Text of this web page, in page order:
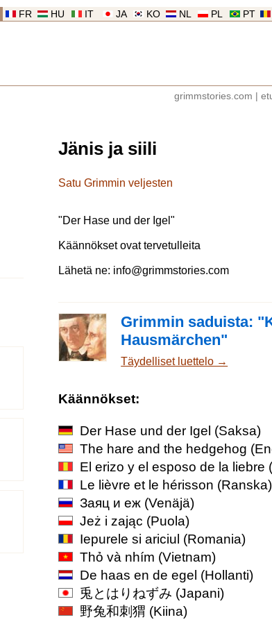
PT
PL
NL
KO
JA
IT
HU
FR
grimmstories.com
Jänis ja siili
Satu Grimmin veljesten
"Der Hase und der Igel "
Käännökset ovat tervetulleita
Lähetä ne: info@grimmstories.com
Grimmin saduista:
Hausmärchen"
Täydelliset luettelo →
Käännökset:
Der Hase und der Igel (Saksa)
The hare and the hedgehog
El erizo y el esposo de la liebre
Le lièvre et le hérisson (Ranska)
Заяц и еж (Venäjä)
Jeż i zając (Puola)
Iepurele si ariciul (Romania)
Thỏ và nhím (Vietnam)
De haas en de egel (Hollanti)
兎とはりねずみ (Japani)
野兔和刺猬 (Kiina)